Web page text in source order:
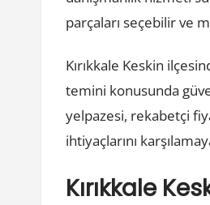
parçaları seçebilir ve
Kırıkkale Keskin
temini konusunda
yelpazesi, rekabetçi
ihtiyaçlarını
Kırıkkale